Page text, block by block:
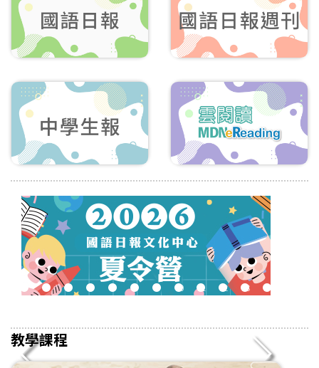
4 5 6 7 8 9 10 11 12 13 14
教學課程